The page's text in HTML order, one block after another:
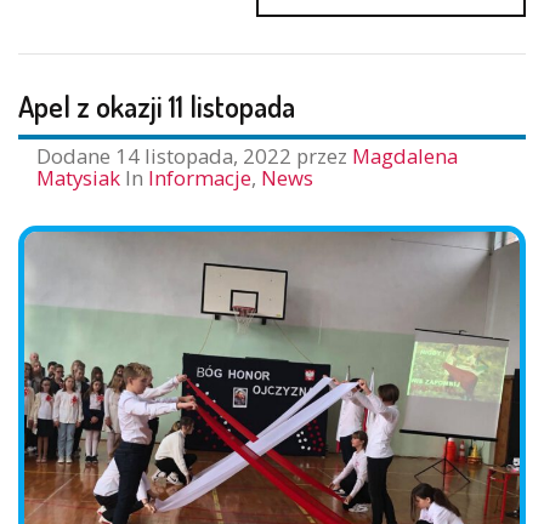
Apel z okazji 11 listopada
Dodane 14 listopada, 2022 przez Magdalena
Matysiak In Informacje, News